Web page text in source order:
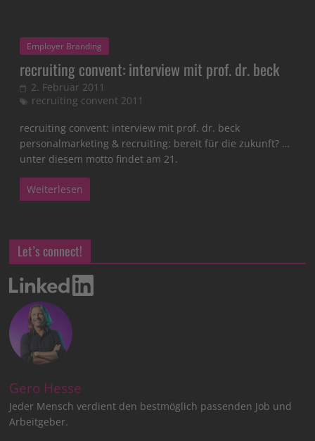
Employer Branding
recruiting convent: interview mit prof. dr. beck
2. Februar 2011
recruiting convent 2011
recruiting convent: interview mit prof. dr. beck
personalmarketing & recruiting: bereit für die zukunft? …
unter diesem motto findet am 21.
Weiterlesen
Let’s connect!
Gero Hesse
Jeder Mensch verdient den bestmöglich passenden Job und
Arbeitgeber.